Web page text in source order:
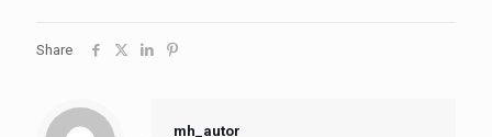
Share
mh_autor